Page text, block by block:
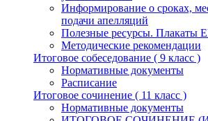
Информирование о сроках,
подачи апелляций
Полезные ресурсы. Плакаты
Методические рекомендации
Итоговое собеседование ( 9 класс )
Нормативные документы
Расписание
Итоговое сочинение ( 11 класс )
Нормативные документы